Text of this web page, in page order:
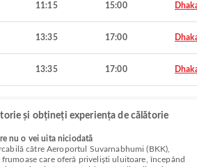
11:15 15:00
13:35 17:00
13:35 17:00
și obțineți experiența de călătorie
nu o vei uita niciodată
către Aeroportul Suvarnabhumi (BKK),
care oferă priveliști uluitoare, începând